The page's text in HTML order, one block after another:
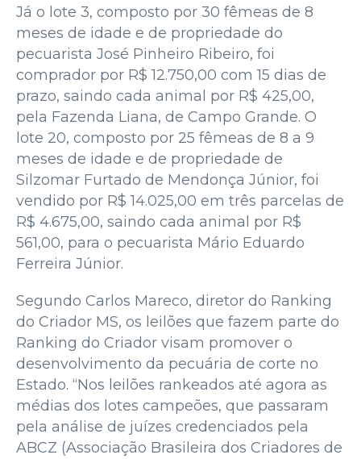
Já o lote 3, composto por 30 fêmeas de 8
meses de idade e de propriedade do
pecuarista José Pinheiro Ribeiro, foi
comprador por R$ 12.750,00 com 15 dias de
prazo, saindo cada animal por R$ 425,00,
pela Fazenda Liana, de Campo Grande. O
lote 20, composto por 25 fêmeas de 8 a 9
meses de idade e de propriedade de
Silzomar Furtado de Mendonça Júnior, foi
vendido por R$ 14.025,00 em três parcelas de
R$ 4.675,00, saindo cada animal por R$
561,00, para o pecuarista Mário Eduardo
Ferreira Júnior.
Segundo Carlos Mareco, diretor do Ranking
do Criador MS, os leilões que fazem parte do
Ranking do Criador visam promover o
desenvolvimento da pecuária de corte no
Estado. “Nos leilões rankeados até agora as
médias dos lotes campeões, que passaram
pela análise de juízes credenciados pela
ABCZ (Associação Brasileira dos Criadores de